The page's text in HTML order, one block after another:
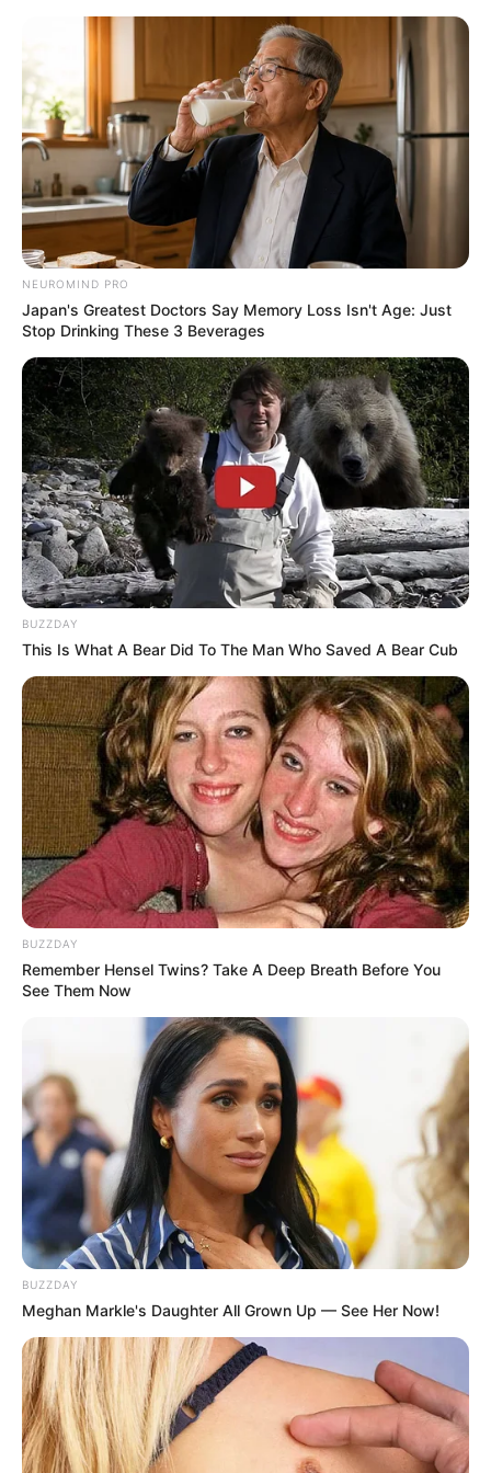
INSPIRASI
STYLE
FILM &
SERIES
NGAKAK
QUOTES
HYPE
MORE
Master’s Sun
NEUROMIND PRO
Japan's Greatest Doctors Say Memory Loss Isn't Age: Just
Stop Drinking These 3 Beverages
BUZZDAY
This Is What A Bear Did To The Man Who Saved A Bear Cub
BUZZDAY
Remember Hensel Twins? Take A Deep Breath Before You
See Them Now
BUZZDAY
Meghan Markle's Daughter All Grown Up — See Her Now!